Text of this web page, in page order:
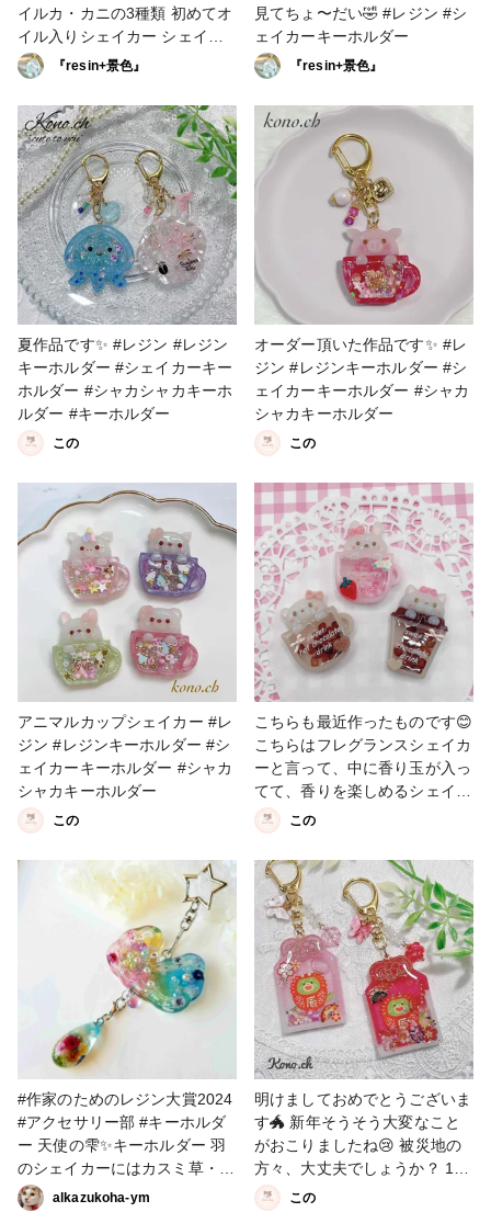
イルカ・カニの3種類 初めてオ
イル入りシェイカー シェイカ
ーを揺らすと貝殻達がフワフ
ワ〜 ✨可愛い作品ができまし
た✨ 【おっさん自画自賛👏】 #
レジン #こまおじ #シェイカー
キーホルダー
『resin+景色』
見てちょ〜だい🤣 #レジン #シ
ェイカーキーホルダー
『resin+景色』
夏作品です✨ #レジン #レジン
キーホルダー #シェイカーキー
ホルダー #シャカシャカキーホ
ルダー #キーホルダー
この
オーダー頂いた作品です✨ #レ
ジン #レジンキーホルダー #シ
ェイカーキーホルダー #シャカ
シャカキーホルダー
この
アニマルカップシェイカー #レ
ジン #レジンキーホルダー #シ
ェイカーキーホルダー #シャカ
シャカキーホルダー
この
こちらも最近作ったものです😊
こちらはフレグランスシェイカ
ーと言って、中に香り玉が入っ
てて、香りを楽しめるシェイカ
ーです💕 #レジン #レジンキー
ホルダー #シェイカーキーホル
ダー
この
#作家のためのレジン大賞2024
#アクセサリー部 #キーホルダ
ー 天使の雫✨キーホルダー 羽
のシェイカーにはカスミ草・カ
ワハラハハコのドライフラワー
alkazukoha-ym
明けましておめでとうございま
す🐲 新年そうそう大変なこと
がおこりましたね😢 被災地の
方々、大丈夫でしょうか？ 1日
も早く元に戻りますようにお祈
この